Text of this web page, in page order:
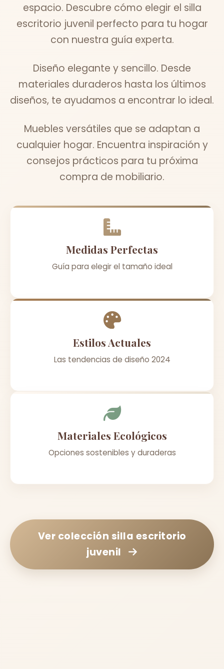
espacio. Descubre cómo elegir el silla
escritorio juvenil perfecto para tu hogar
con nuestra guía experta.
Diseño elegante y sencillo. Desde
materiales duraderos hasta los últimos
diseños, te ayudamos a encontrar lo ideal.
Muebles versátiles que se adaptan a
cualquier hogar. Encuentra inspiración y
consejos prácticos para tu próxima
compra de mobiliario.
Medidas Perfectas
Guía para elegir el tamaño ideal
Estilos Actuales
Las tendencias de diseño 2024
Materiales Ecológicos
Opciones sostenibles y duraderas
Ver colección silla escritorio
juvenil